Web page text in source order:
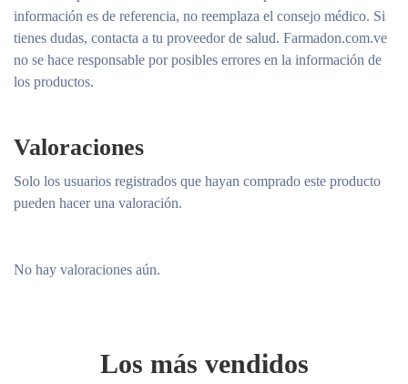
información es de referencia, no reemplaza el consejo médico. Si
tienes dudas, contacta a tu proveedor de salud. Farmadon.com.ve
no se hace responsable por posibles errores en la información de
los productos.
Valoraciones
No hay valoraciones aún.
Solo los usuarios registrados que hayan comprado este producto
pueden hacer una valoración.
Los más vendidos